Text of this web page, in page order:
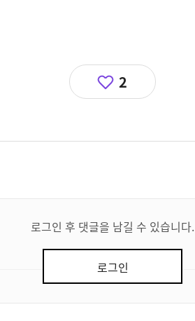
2
로그인 후 댓글을 남길 수 있습니다.
로그인